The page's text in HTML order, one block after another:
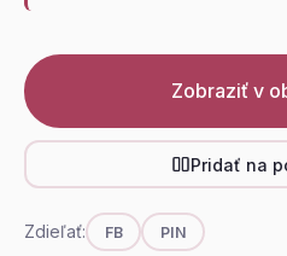
Zobraziť v
Pridať na
Zdieľať: FB PIN